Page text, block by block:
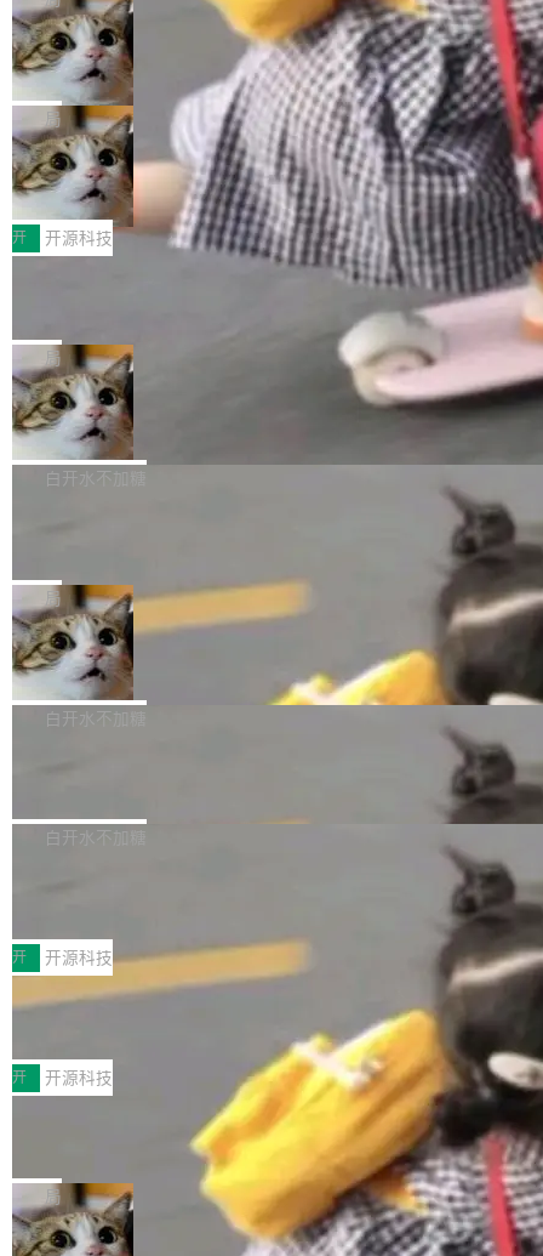
现实 过去两年，CIO们的焦虑清单上多了两项：
一是如何让大模型和智能体应用安全地从PoC走
向生产，二是如何让测试团队跟得上AI应用...
设置，如果用布尔值 + 可空字段来表示——bool
ean 表示是否可切换，nullable 的默认模式、浅
色方案、深色方案——会产生大量无意义的组
合。方案缺了、配置冲突了、全 null 了。要知道
哪些组合有效，作者说，你得靠"文档、校验、或
者部落知识"。 换个写法。Rust 的 enum，两个
变体：Switchable...
个"AI 知识库 + 聊天机器人"——每个大厂都在
做，没什么新鲜的。 但 Kenton Varda 在 Twitte
r 上把事情说清楚了： 今天我们发布了 Cloudfla
re OS，一个带连接器的聊天机器人，跟其他所
有科技公司做的一样。只不过，实际上它不一
样。这是 Sandstorm.io 的重制版，我十年前的
那个创业公司。不同的是，这次它构建在 Cloudf
lare Workers 上——我花了九年时间搭建的平台
——并且深度集成了 AI。这基本上是我十年秘密
Deno 团队开源 Celld，可自托管的分
布式 Durable Objects
Ryan Dahl 领导的 Deno 团队推出了最新开源项
目 Celld，一个能在自己机器上运行 Cloudflare
Workers 和 Durable Objects 的守护进程。 设
计思路很直接：每个对象是一个独立的 SQLite
数据库，按名称寻址，复制到你自己的 S3 兼容
存储库里。节点之间只通过这个存储库协调——
没有控制平面，没有共识协议。每个对象自带一
个小型数据库，应用天然按分片构建，单个数据
库的竞争和爆炸半径问题在设计层面就被消除
了。 闲置的 cell 会休眠到几乎不占资源。当 cel
l 迁移或唤醒时，新宿主从 S3 恢复 SQLite 数据
库继续执行。存储库是持久化的唯一真相...
局
鲁大师7月新机性能/流畅/AI榜：vivo夺
性能、流畅双第一，三星Galaxy Z系列
新折叠缺席
2026年7月的手机市场，由于存储等硬件成本暴
增，手机厂商的日子也不好过啊，新机速度明显
放缓，因此硝烟味淡了许多。新机参数规格除开
高价的三星折叠（三星Galaxy Z Fold8 Ultra / Z
Fold8 / Z Flip8）外，其余要么是中低端机器，
例如iQOO Z11i、REDMI Note 17、REDMI No
te 17 Pro、OPPO K15，要么是vivo X300 E这
样的次旗舰。 Galaxy Z Fold8 Ultra / Z Fold8 /
Z Flip8三款折叠屏新机均在7月22日发布，且全
部搭载骁龙8 Elite Gen5 for Galaxy，它们本该
开 开源科技
Zed 编辑器团队发布了新项目——DeltaDB，一
个在 git commit 之间记录每一次编辑操作的版
本控制系统。目前处于 Early Access 阶段。 De
ltaDB 的核心思路直接写在 landing page 最显
眼的位置：「Software is made between com
mits」——软件是在 commit 之间写出来的。git
是把这段空隙补上。 回退到任何一次编辑：Delt
aDB 捕获 commit 之间的每一次操作，...
局
SpaceXAI 单季资本开支达 183 亿美元
根据风险投资人Tomer Tunguz 博客（VC 分
析）披露的最新分析与第二季度业绩报告，Spac
微软同期总资本开支的四成。 与亚马逊、Alpha
bet、微软以及 Meta 等传统科技巨头相比，Spa
ceXAI的资金消耗速度尤为引人瞩目。然而，支
撑庞大支出的资金来源却呈现出截然不同的面
貌。数据显示，微软和 Meta 主要依托充沛的经
白开水不加糖
一个在终端里运行的编程 agent；Muse Spark
1.2，驱动这个 agent 的新模型。一句话概括：
你可以用 curl -fsSL https://dev.meta.ai/install.
sh | bash 安装一个能在大项目里自动规划、写
代码、验证结果的 AI 终端工具。 据介绍，Muse
个主 agent 循环，外加一组后台 agent。这些后
局
美团开源 LoHoSearch，用知识图谱校
准 AI 能力认知
机器出题的前提，是让机器拥有全局视野。整个
构建流程可以分为四个环节：建图 → 控制难度
白开水不加糖
库，并将作为transport接入Mooncake TENT。
MPComm将作为一种传输引擎接入Mooncake T
ENT，实现零拷贝传输性能提升30%、非零拷贝
传输性能最高提升5倍。UCL-MPComm底层基
于自研UCL-Engine通信引擎，后续腾讯网平将
持续开源更多基于UCL-Engine的高性能通信组
件。 腾讯网平团队在UCL-MPComm中实现了一
个独立于业务线程的全局通信引擎（Engine），
白开水不加糖
型案例入选名单》，深信服“面向企业研发场景的
开源 AI 编程平台 CoStrict 应用”凭借卓越的技术
创新与落地成效成功入选。 全链路私有化部署，
助力企业AI研发安全落地 当前，越来越多企业已
经开始引入 AI Coding 工具，通过调用公有云模
型或企业内部部署模型提升研发效率。但随着 AI
Coding 从个人辅助工具逐步走向团队级、组织
级应用，企业在规模化落地过程中，对安全性、
可控性和代码质量提出了更高要求。 首先是数据
安全与合规要求。对于大多数普通研发场景，公
有云模型能够满足快速试用和效率提升的需求。
开 开源科技
深信服AI算力网关入选工信部人工智能
前不久，工业和信息化部正式发布《2025年人工
智能应用典型案例名单》，集中展示人工智能在
各领域的应用成果，覆盖技术底座、行业赋能、
产品应用、支撑保障、专题等五大方向。深信服
AI算力网关（AI创新平台）成功入选！ 随着各行
各业的Agent走向规模化建设，算力构成形态逐
渐丰富，用户关注的重点也在发生变化：不只是
让AI用起来，还要进一步看清混合算力时代下，
开 开源科技
Jeff Dean 离开 Google：一个时代的结
束，一个实验室的开始
Google 员工编号 20。MapReduce 作者之一。
Bigtable 作者之一。TensorFlow 的作者之一。
Gemini 的架构师。Google 首席科学家。 Jeff D
ean 在 Google 工作了 27 年后，宣布离职。 他
局
🔥 SolonCode v2026.8.4 发布：界面